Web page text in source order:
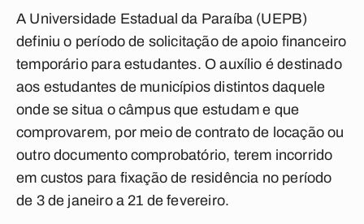
A Universidade Estadual da Paraíba (UEPB)
definiu o período de solicitação de apoio financeiro
temporário para estudantes. O auxílio é destinado
aos estudantes de municípios distintos daquele
onde se situa o câmpus que estudam e que
comprovarem, por meio de contrato de locação ou
outro documento comprobatório, terem incorrido
em custos para fixação de residência no período
de 3 de janeiro a 21 de fevereiro.